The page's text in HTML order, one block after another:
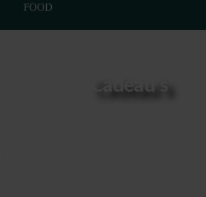
FOOD
– Cadeau’s
Cadeau's